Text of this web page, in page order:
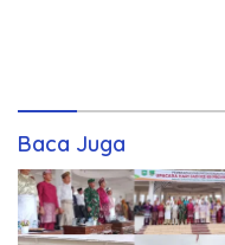
Baca Juga